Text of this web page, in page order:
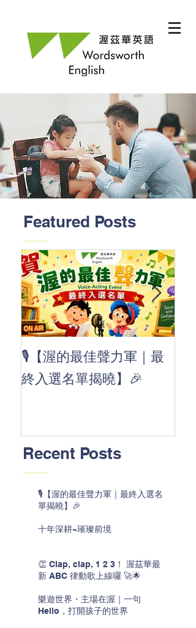
Featured Posts
🎙️【渥的最佳聲力軍｜最
終入選名單揭曉】🎉
Recent Posts
🎙️【渥的最佳聲力軍｜最終入選名
單揭曉】🎉
十年深耕~璀璨前境
👏 Clap, clap, 1 2 3！ 渥茲華最
新 ABC 律動歌上線囉 🚀🌟
樂遊世界・主場在渥｜一句
Hello，打開孩子的世界